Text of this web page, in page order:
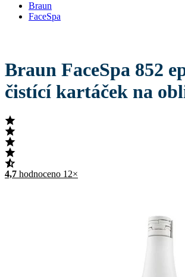
Braun
FaceSpa
Braun FaceSpa 852
čistící kartáček na
4,7 hodnoceno 12×